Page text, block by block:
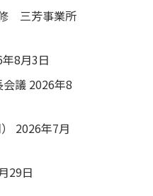
三芳事業所
8月3日
議 2026年8
2026年7月
29日